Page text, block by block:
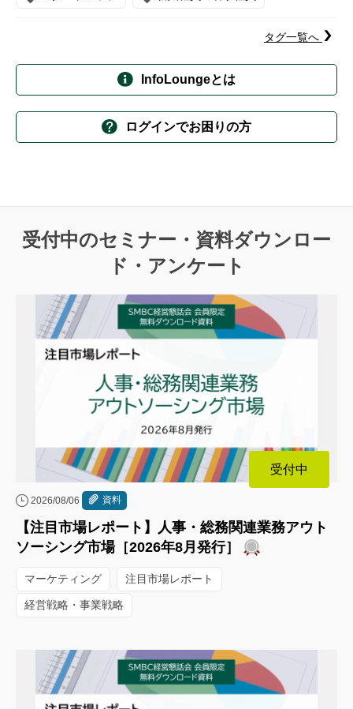
タグ一覧へ
InfoLoungeとは
ログインでお困りの方
受付中のセミナー・資料ダウンロー
ド・アンケート
受付中
2026/08/06 資料
【注目市場レポート】人事・総務関連業務アウト
ソーシング市場［2026年8月発行］
マーケティング 注目市場レポート
経営戦略・事業戦略